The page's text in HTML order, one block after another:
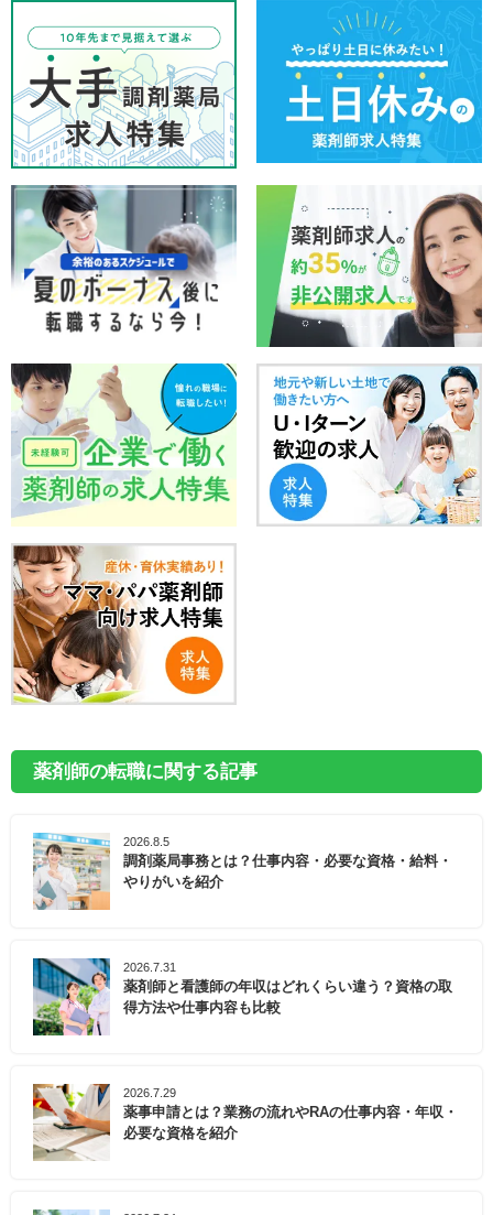
薬剤師の転職に関する記事
2026.8.5
調剤薬局事務とは？仕事内容・必要な資格・給料・
やりがいを紹介
2026.7.31
薬剤師と看護師の年収はどれくらい違う？資格の取
得方法や仕事内容も比較
2026.7.29
薬事申請とは？業務の流れやRAの仕事内容・年収・
必要な資格を紹介